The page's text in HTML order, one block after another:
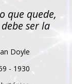
que quede,
ser la
Doyle
- 1930